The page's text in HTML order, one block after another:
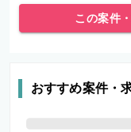
この案件
おすすめ案件・